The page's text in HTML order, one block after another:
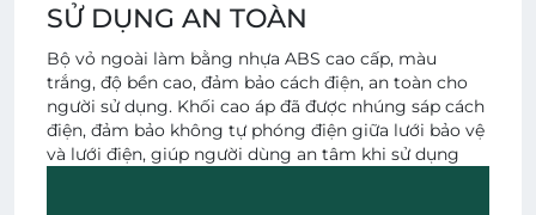
SỬ DỤNG AN TOÀN
Bộ vỏ ngoài làm bằng nhựa ABS cao cấp, màu
trắng, độ bền cao, đảm bảo cách điện, an toàn cho
người sử dụng. Khối cao áp đã được nhúng sáp cách
điện, đảm bảo không tự phóng điện giữa lưới bảo vệ
và lưới điện, giúp người dùng an tâm khi sử dụng